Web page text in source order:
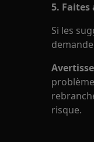
5. Faites
Si les
risque.